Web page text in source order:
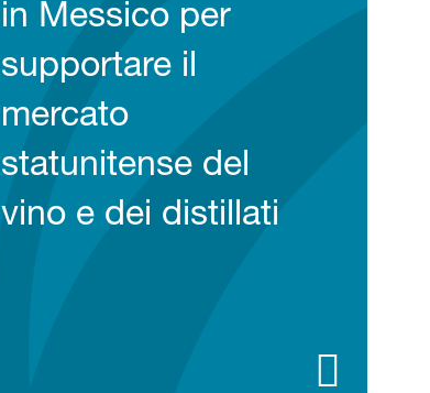
in Messico per
supportare il
mercato
statunitense del
vino e dei distillati